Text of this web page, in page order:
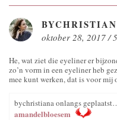
oktober 28, 2017 /
He, wat ziet die eyeliner er
zo’n vorm in een eyeliner heb
mee kunt werken, dat is voor mij
bychristiana onlangs
amandelbloesem